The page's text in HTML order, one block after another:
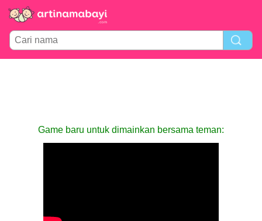
Game baru untuk dimainkan bersama teman: